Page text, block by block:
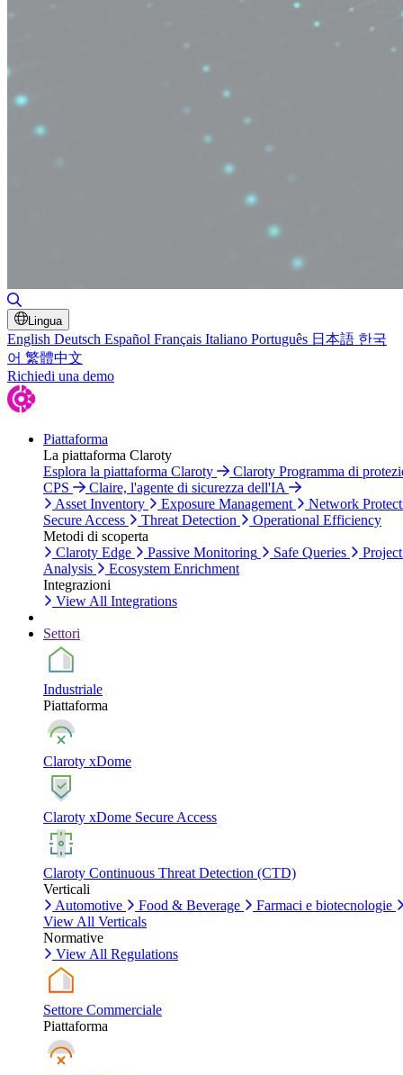
Lingua
English Deutsch Español Français Italiano Português 日本語 한국
어 繁體中文
Richiedi una demo
Piattaforma
La piattaforma Claroty
Esplora la piattaforma Claroty
Claroty Programma di
CPS
Claire, l'agente di sicurezza dell'IA
Asset Inventory
Exposure Management
Network
Secure Access
Threat Detection
Operational Efficiency
Metodi di scoperta
Claroty Edge
Passive Monitoring Safe Queries
Analysis
Ecosystem Enrichment
Integrazioni
View All Integrations
Settori
Industriale
Piattaforma
Claroty xDome
Claroty xDome Secure Access
Claroty Continuous Threat Detection (CTD)
Verticali
Automotive
Food & Beverage
Farmaci e biotecnologie
View All Verticals
Normative
View All Regulations
Settore Commerciale
Piattaforma